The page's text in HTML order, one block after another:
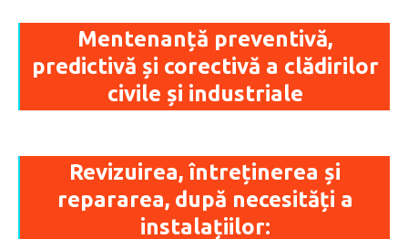
Mentenanță preventivă,
predictivă și corectivă a clădirilor
civile și industriale
Revizuirea, întreținerea și
repararea, după necesități a
instalațiilor: